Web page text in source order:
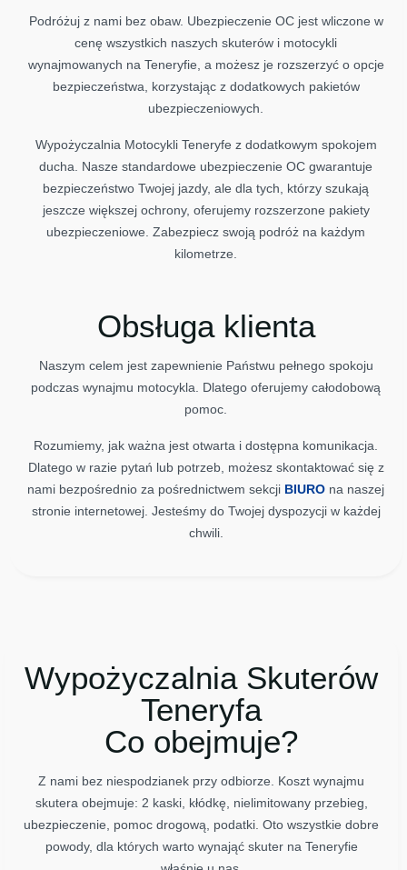
Podróżuj z nami bez obaw. Ubezpieczenie OC jest wliczone w
cenę wszystkich naszych skuterów i motocykli
wynajmowanych na Teneryfie, a możesz je rozszerzyć o opcje
bezpieczeństwa, korzystając z dodatkowych pakietów
ubezpieczeniowych.
Wypożyczalnia Motocykli Teneryfe z dodatkowym spokojem
ducha. Nasze standardowe ubezpieczenie OC gwarantuje
bezpieczeństwo Twojej jazdy, ale dla tych, którzy szukają
jeszcze większej ochrony, oferujemy rozszerzone pakiety
ubezpieczeniowe. Zabezpiecz swoją podróż na każdym
kilometrze.
Obsługa klienta
Naszym celem jest zapewnienie Państwu pełnego spokoju
podczas wynajmu motocykla. Dlatego oferujemy całodobową
pomoc.
Rozumiemy, jak ważna jest otwarta i dostępna komunikacja.
Dlatego w razie pytań lub potrzeb, możesz skontaktować się z
nami bezpośrednio za pośrednictwem sekcji BIURO na naszej
stronie internetowej. Jesteśmy do Twojej dyspozycji w każdej
chwili.
Wypożyczalnia Skuterów
Teneryfa
Co obejmuje?
Z nami bez niespodzianek przy odbiorze. Koszt wynajmu
skutera obejmuje: 2 kaski, kłódkę, nielimitowany przebieg,
ubezpieczenie, pomoc drogową, podatki. Oto wszystkie dobre
powody, dla których warto wynająć skuter na Teneryfie